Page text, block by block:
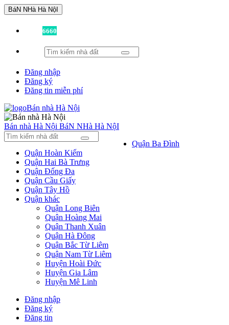
BáN NHà Hà NộI
6660
Đăng nhập
Đăng ký
Đăng tin miễn phí
Bán nhà Hà Nội BáN NHà Hà NộI
Quận Ba Đình
Quận Hoàn Kiếm
Quận Hai Bà Trưng
Quận Đống Đa
Quận Cầu Giấy
Quận Tây Hồ
Quận khác
Quận Long Biên
Quận Hoàng Mai
Quận Thanh Xuân
Quận Hà Đông
Quận Bắc Từ Liêm
Quận Nam Từ Liêm
Huyện Hoài Đức
Huyện Gia Lâm
Huyện Mê Linh
Đăng nhập
Đăng ký
Đăng tin